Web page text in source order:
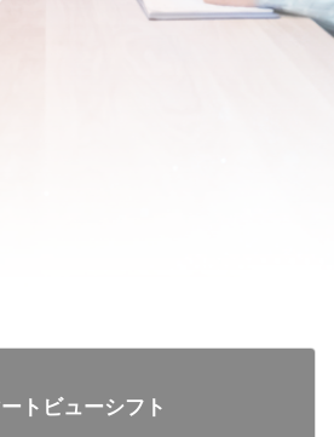
トビューシフト